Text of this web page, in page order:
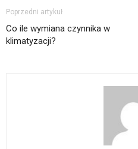
Poprzedni artykuł
Co ile wymiana czynnika w
klimatyzacji?